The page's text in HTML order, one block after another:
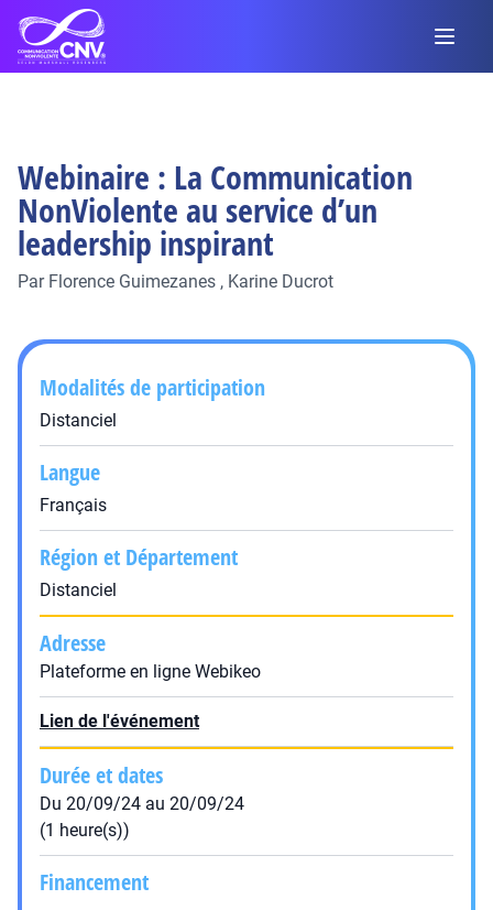
Webinaire : La Communication
NonViolente au service d’un
leadership inspirant
Par Florence Guimezanes , Karine Ducrot
Modalités de participation
Distanciel
Langue
Français
Région et Département
Distanciel
Adresse
Plateforme en ligne Webikeo
Lien de l'événement
Durée et dates
Du 20/09/24 au 20/09/24
(1 heure(s))
Financement